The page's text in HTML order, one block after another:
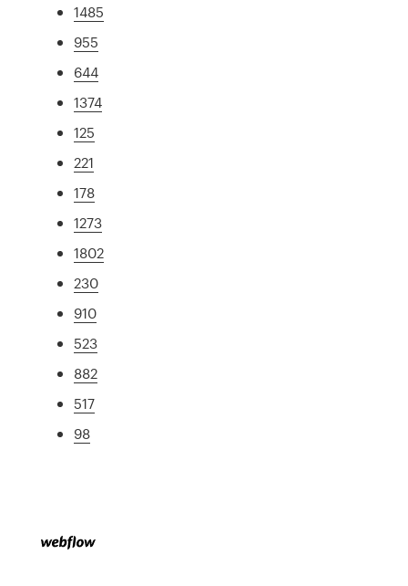
1485
955
644
1374
125
221
178
1273
1802
230
910
523
882
517
98